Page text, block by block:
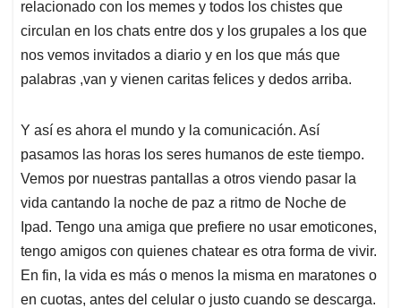
relacionado con los memes y todos los chistes que
circulan en los chats entre dos y los grupales a los que
nos vemos invitados a diario y en los que más que
palabras ,van y vienen caritas felices y dedos arriba.
Y así es ahora el mundo y la comunicación. Así
pasamos las horas los seres humanos de este tiempo.
Vemos por nuestras pantallas a otros viendo pasar la
vida cantando la noche de paz a ritmo de Noche de
Ipad. Tengo una amiga que prefiere no usar emoticones,
tengo amigos con quienes chatear es otra forma de vivir.
En fin, la vida es más o menos la misma en maratones o
en cuotas, antes del celular o justo cuando se descarga.